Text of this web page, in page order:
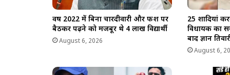
वर्ष 2022 में बिना चारदीवारी और फर्श पर
बैठकर पढ़ने को मजबूर थे 4 लाख विद्यार्थी
August 6, 2026
25 शादियां
विधायक का
बाद ज्ञान
August 6,